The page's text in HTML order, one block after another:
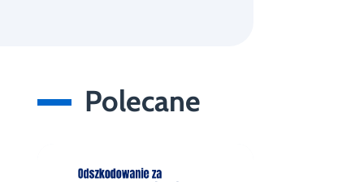
Polecane